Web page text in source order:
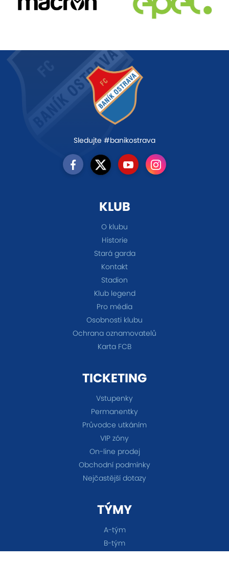
Sledujte #banikostrava
KLUB
O klubu
Historie
Stará garda
Kontakt
Stadion
Klub legend
Pro média
Osobnosti klubu
Ochrana oznamovatelů
Karta FCB
TICKETING
Vstupenky
Permanentky
Průvodce utkáním
VIP zóny
On-line prodej
Obchodní podmínky
Nejčastější dotazy
TÝMY
A-tým
B-tým